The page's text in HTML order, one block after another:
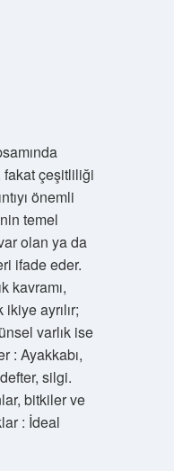
fakat çeşitliliği
önemli
temel
olan ya da
ifade eder.
kavramı,
ayrılır;
varlık ise
: Ayakkabı,
silgi.
bitkiler ve
: İdeal